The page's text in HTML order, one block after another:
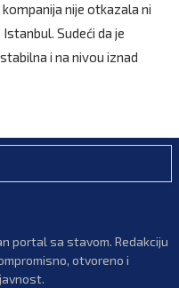
nije otkazala ni
Sudeći da je
i na nivou iznad
portal sa stavom. Redakciju
otvoreno i